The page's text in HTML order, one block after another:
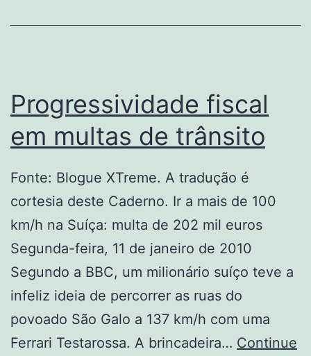
de
Progressividade fiscal
em multas de trânsito
Fonte: Blogue XTreme. A tradução é
cortesia deste Caderno. Ir a mais de 100
km/h na Suíça: multa de 202 mil euros
Segunda-feira, 11 de janeiro de 2010
Segundo a BBC, um milionário suíço teve a
infeliz ideia de percorrer as ruas do
povoado São Galo a 137 km/h com uma
Ferrari Testarossa. A brincadeira… Continue